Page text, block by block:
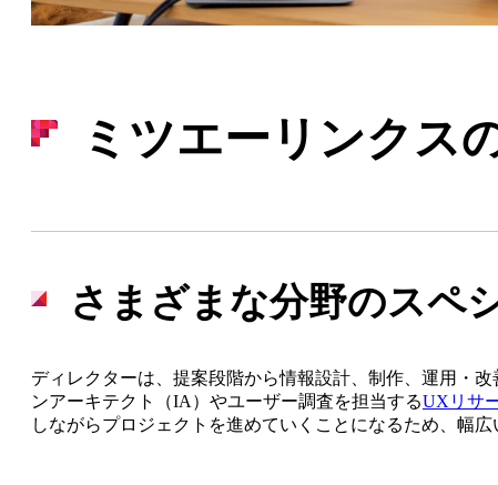
ミツエーリンクス
さまざまな分野のスペ
ディレクターは、提案段階から情報設計、制作、運用・
ンアーキテクト（IA）やユーザー調査を担当するUXリサ
しながらプロジェクトを進めていくことになるため、幅広